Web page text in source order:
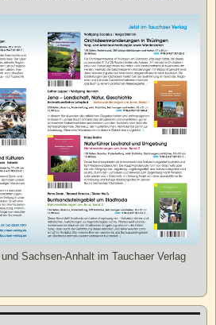
Sachsen-Anhalt im Tauchaer Verlag